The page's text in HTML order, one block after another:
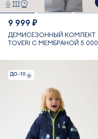
9 999 ₽
ДЕМИСЕЗОННЫЙ КОМЛЕКТ
TOVERI С МЕМБРАНОЙ 5 000
ДО -10